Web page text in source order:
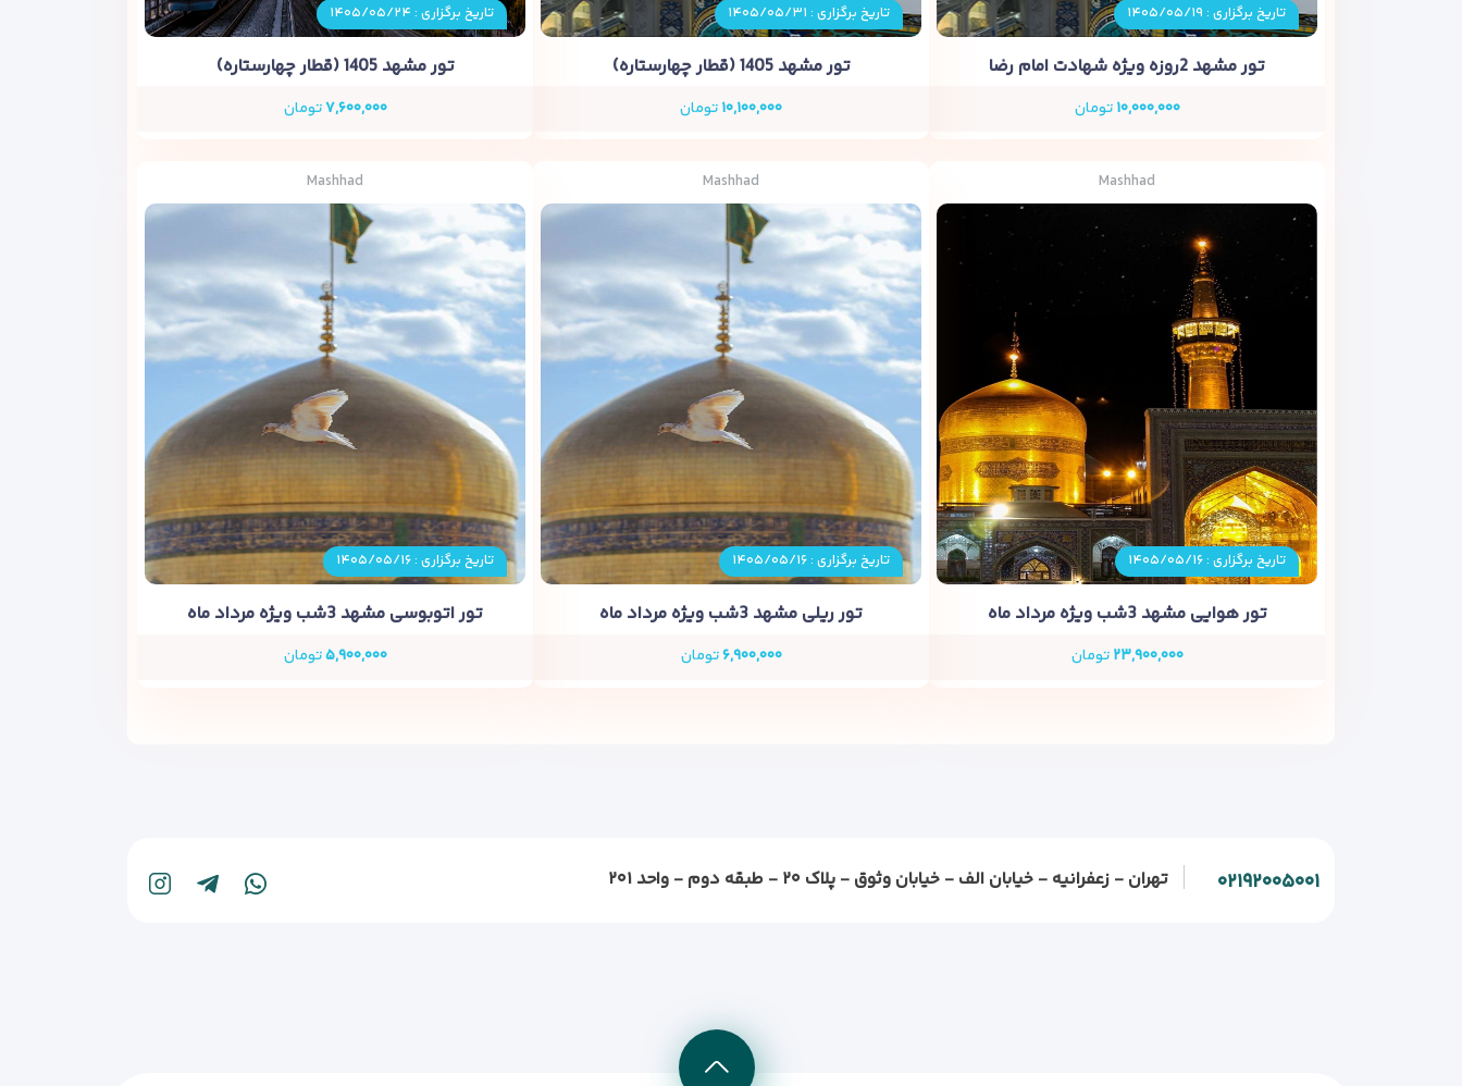
تاریخ برگزاری : ۱۴۰۵/۰۵/۱۹
تور مشهد 2روزه ویژه شهادت امام رضا
۱۰,۰۰۰,۰۰۰تومان
تاریخ برگزاری : ۱۴۰۵/۰۵/۳۱
تور مشهد 1405 (قطار چهارستاره)
۱۰,۱۰۰,۰۰۰تومان
تاریخ برگزاری : ۱۴۰۵/۰۵/۲۴
تور مشهد 1405 (قطار چهارستاره)
۷,۶۰۰,۰۰۰تومان
Mashhad
تاریخ برگزاری : ۱۴۰۵/۰۵/۱۶
تور هوایی مشهد 3شب ویژه مرداد ماه
۲۳,۹۰۰,۰۰۰تومان
Mashhad
تاریخ برگزاری : ۱۴۰۵/۰۵/۱۶
تور ریلی مشهد 3شب ویژه مرداد ماه
۶,۹۰۰,۰۰۰تومان
Mashhad
تاریخ برگزاری : ۱۴۰۵/۰۵/۱۶
تور اتوبوسی مشهد 3شب ویژه مرداد ماه
۵,۹۰۰,۰۰۰تومان
۰۲۱۹۲۰۰۵۰۰۱ تهران - زعفرانیه - خیابان الف - خیابان وثوق - پلاک ۲۰ - طبقه دوم - واحد ۲۰۱